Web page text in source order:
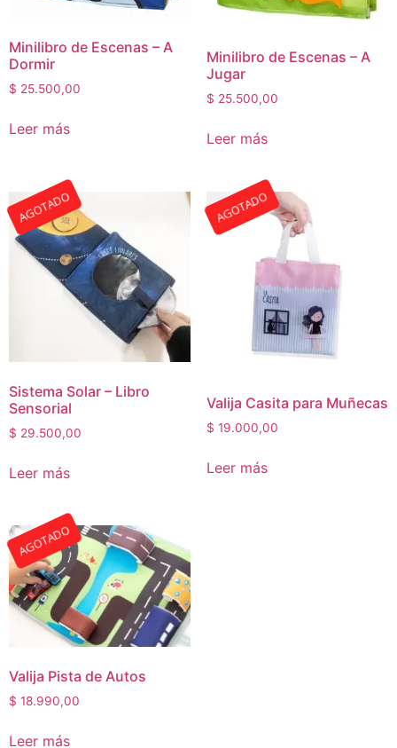
Minilibro de Escenas – A
Dormir
$ 25.500,00
Leer más
Minilibro de Escenas – A
Jugar
$ 25.500,00
Leer más
AGOTADO
Sistema Solar – Libro
Sensorial
$ 29.500,00
Leer más
AGOTADO
Valija Casita para Muñecas
$ 19.000,00
Leer más
AGOTADO
Valija Pista de Autos
$ 18.990,00
Leer más